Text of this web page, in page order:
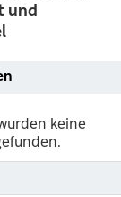
und
keine